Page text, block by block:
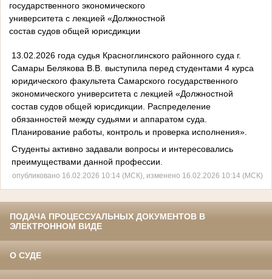
государственного экономического
университета с лекцией «Должностной
состав судов общей юрисдикции
13.02.2026 года судья Красноглинского районного суда г.
Самары Белякова В.В. выступила перед студентами 4 курса
юридического факультета Самарского государственного
экономического университета с лекцией «Должностной
состав судов общей юрисдикции. Распределение
обязанностей между судьями и аппаратом суда.
Планирование работы, контроль и проверка исполнения».
Студенты активно задавали вопросы и интересовались
преимуществами данной профессии.
опубликовано 16.02.2026 10:14 (МСК), изменено 16.02.2026 10:14 (МСК)
ПОДАЧА ПРОЦЕССУАЛЬНЫХ ДОКУМЕНТОВ В
ЭЛЕКТРОННОМ ВИДЕ
О СУДЕ